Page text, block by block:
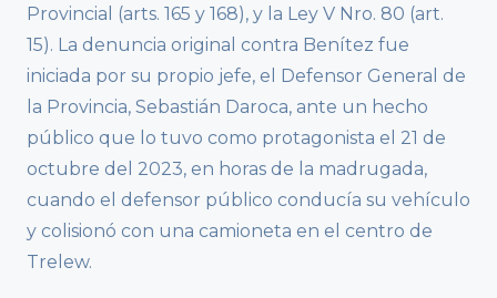
Provincial (arts. 165 y 168), y la Ley V Nro. 80 (art.
15). La denuncia original contra Benítez fue
iniciada por su propio jefe, el Defensor General de
la Provincia, Sebastián Daroca, ante un hecho
público que lo tuvo como protagonista el 21 de
octubre del 2023, en horas de la madrugada,
cuando el defensor público conducía su vehículo
y colisionó con una camioneta en el centro de
Trelew.